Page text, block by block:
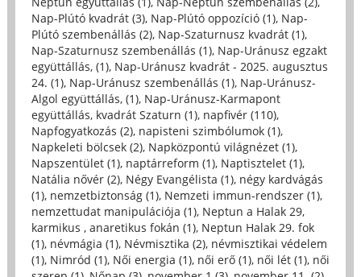
Nap-Plútó kvadrát (3), Nap-Plútó oppozíció (1), Nap-
Plútó szembenállás (2), Nap-Szaturnusz kvadrát (1),
Nap-Szaturnusz szembenállás (1), Nap-Uránusz egzakt
együttállás, (1), Nap-Uránusz kvadrát - 2025. augusztus
24. (1), Nap-Uránusz szembenállás (1), Nap-Uránusz-
Algol együttállás, (1), Nap-Uránusz-Karmapont
együttállás, kvadrát Szaturn (1), napfivér (110),
Napfogyatkozás (2), napisteni szimbólumok (1),
Napkeleti bölcsek (2), Napközpontú világnézet (1),
Napszentület (1), naptárreform (1), Naptisztelet (1),
Natália nővér (2), Négy Evangélista (1), négy kardvágás
(1), nemzetbiztonság (1), Nemzeti immun-rendszer (1),
nemzettudat manipulációja (1), Neptun a Halak 29,
karmikus , anaretikus fokán (1), Neptun Halak 29. fok
(1), névmágia (1), Névmisztika (2), névmisztikai védelem
(1), Nimród (1), Női energia (1), női erő (1), női lét (1), női